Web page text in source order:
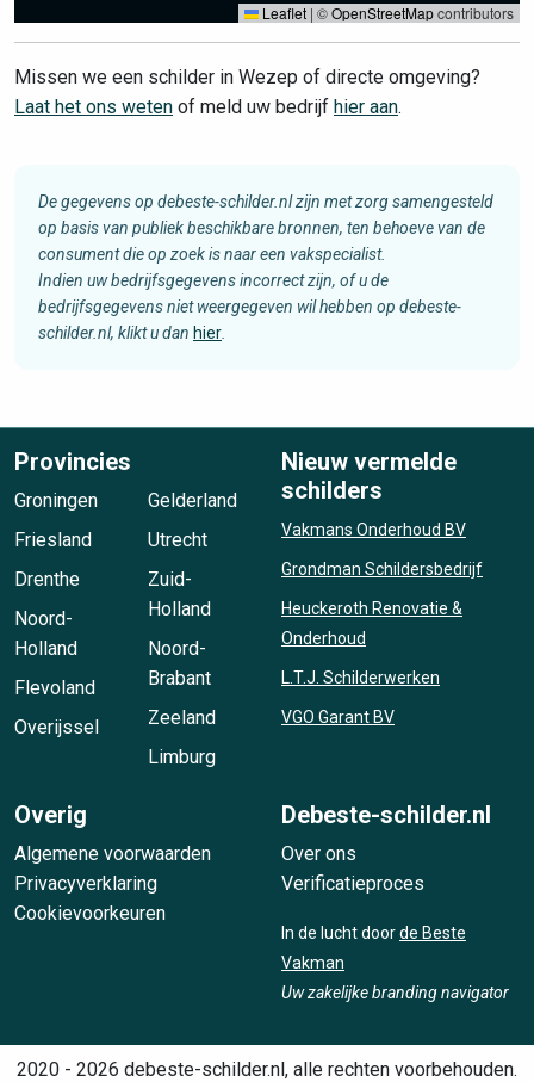
Leaflet | ©OpenStreetMapcontributors
Missen we een schilder in Wezep of directe omgeving?
Laat het ons weten of meld uw bedrijf hier aan.
De gegevens op debeste-schilder.nl zijn met zorg samengesteld
op basis van publiek beschikbare bronnen, ten behoeve van de
consument die op zoek is naar een vakspecialist.
Indien uw bedrijfsgegevens incorrect zijn, of u de
bedrijfsgegevens niet weergegeven wil hebben op debeste-
schilder.nl, klikt u dan hier
Provincies
Groningen
Friesland
Drenthe
Noord-
Holland
Flevoland
Overijssel
Gelderland
Utrecht
Zuid-
Holland
Noord-
Brabant
Zeeland
Limburg
Nieuw vermelde
schilders
Vakmans Onderhoud BV
Grondman Schildersbedrijf
Heuckeroth Renovatie &
Onderhoud
L.T.J. Schilderwerken
VGO Garant BV
Overig
Algemene voorwaarden
Privacyverklaring
Cookievoorkeuren
Debeste-schilder.nl
Over ons
Verificatieproces
In de lucht doorde Beste
Vakman
Uw zakelijke branding navigator
2020 - 2026 debeste-schilder.nl, alle rechten voorbehouden.